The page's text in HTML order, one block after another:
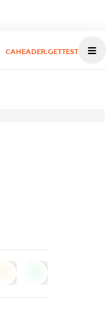
CAHEADER.GETTEST